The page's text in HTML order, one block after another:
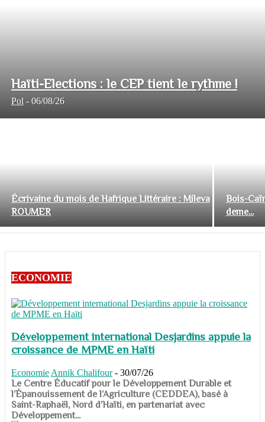
Haïti-Elections : le CEP tient le rythme !
Pol - 06/08/26
Écrivaine du mois de Hafrique Littéraire : Mileva
ROUMER
Bois-
deme...
ECONOMIE
Développement international Desjardins appuie la
croissance de MPME en Haïti
Economie Annik Chalifour - 30/07/26
​​​​​​​Le Centre Éducatif pour le Développement Durable et
l’Épanouissement de l’Agriculture (CEDDEA), basé à
Saint-Raphaël, Nord d’Haïti, en partenariat avec
Développement...